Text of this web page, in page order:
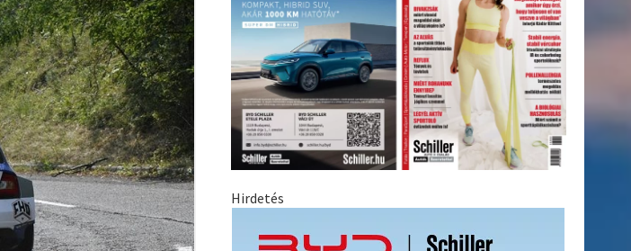
Hirdetés